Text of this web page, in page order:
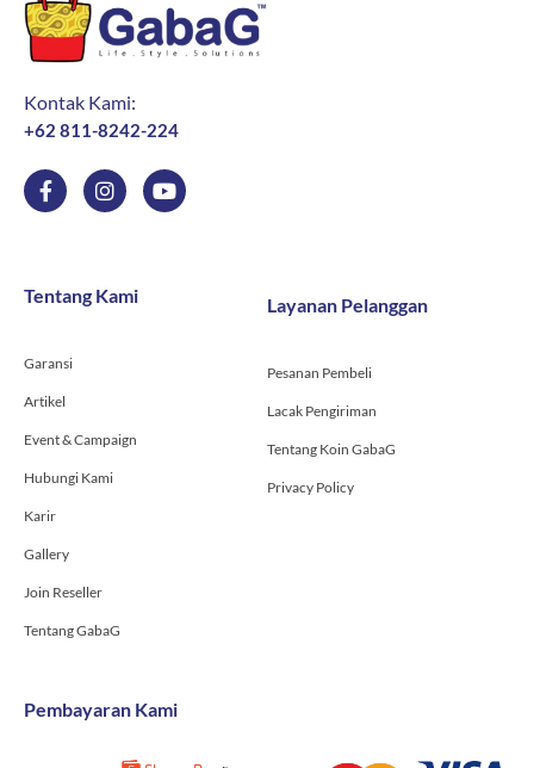
Kontak Kami:
+62 811-8242-224
F
a
o
o
f
I
n
g
r
Y
o
Tentang Kami
Garansi
Artikel
Event & Campaign
Hubungi Kami
Karir
Gallery
Join Reseller
Tentang GabaG
Layanan Pelanggan
Pesanan Pembeli
Lacak Pengiriman
Tentang Koin GabaG
Privacy Policy
Pembayaran Kami